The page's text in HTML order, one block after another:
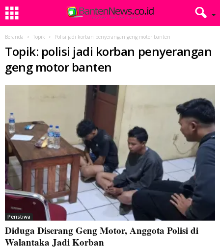
Beranda Topik Polisi jadi korban penyerangan geng motor banten
Topik: polisi jadi korban penyerangan
geng motor banten
Peristiwa
Diduga Diserang Geng Motor, Anggota Polisi di
Walantaka Jadi Korban